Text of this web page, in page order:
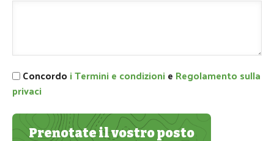
Concordo i Termini e condizionie Regolamento sulla
privaci
Prenotate il vostro posto